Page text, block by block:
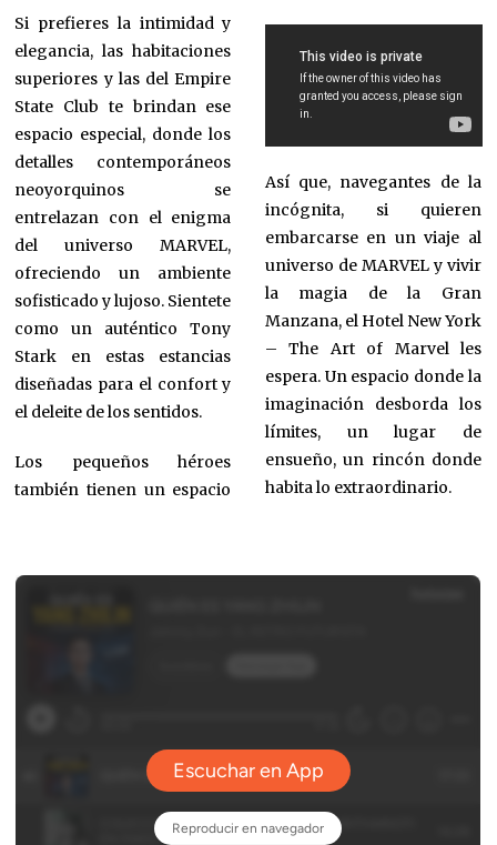
Si prefieres la intimidad y
elegancia, las habitaciones
superiores y las del Empire
State Club te brindan ese
espacio especial, donde los
detalles contemporáneos
neoyorquinos se
entrelazan con el enigma
del universo MARVEL,
ofreciendo un ambiente
sofisticado y lujoso. Sientete
como un auténtico Tony
Stark en estas estancias
diseñadas para el confort y
el deleite de los sentidos.
Los pequeños héroes
también tienen un espacio
Así que, navegantes de la
incógnita, si quieren
embarcarse en un viaje al
universo de MARVEL y vivir
la magia de la Gran
Manzana, el Hotel New York
– The Art of Marvel les
espera. Un espacio donde la
imaginación desborda los
límites, un lugar de
ensueño, un rincón donde
habita lo extraordinario.